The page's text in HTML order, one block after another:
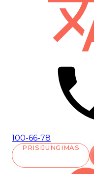
100-66-78
PRISIJUNGIMAS